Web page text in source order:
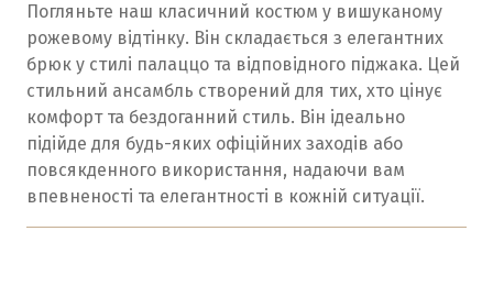
Погляньте наш класичний костюм у вишуканому
рожевому відтінку. Він складається з елегантних
брюк у стилі палаццо та відповідного піджака. Цей
стильний ансамбль створений для тих, хто цінує
комфорт та бездоганний стиль. Він ідеально
підійде для будь-яких офіційних заходів або
повсякденного використання, надаючи вам
впевненості та елегантності в кожній ситуації.